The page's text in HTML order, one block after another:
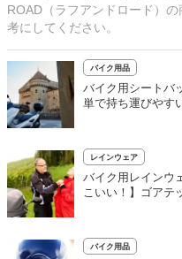
ROAD（ラフアンドロード）
考にしてください。
バイク用品
バイク用シートバ
単で持ち運びやす
レインウェア
バイク用レインウ
こいい！】ゴアテ
バイク用品